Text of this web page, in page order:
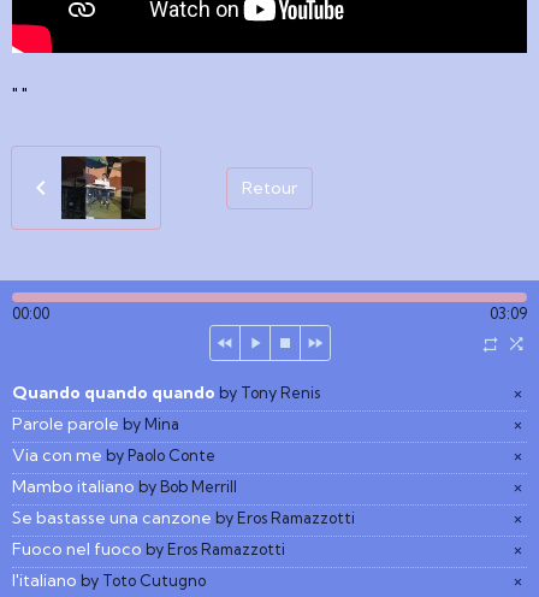
" "
Retour
00:00 03:09
×
Quando quando quando by Tony Renis
×
Parole parole by Mina
×
Via con me by Paolo Conte
×
Mambo italiano by Bob Merrill
×
Se bastasse una canzone by Eros Ramazzotti
×
Fuoco nel fuoco by Eros Ramazzotti
×
l'italiano by Toto Cutugno